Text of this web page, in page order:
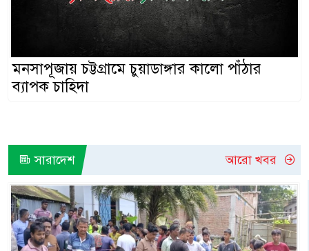
মনসাপূজায় চট্টগ্রামে চুয়াডাঙ্গার কালো পাঁঠার
ব্যাপক চাহিদা
সারাদেশ আরো খবর